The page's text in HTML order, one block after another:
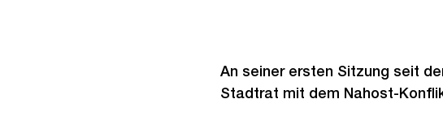
An seiner ersten Sitzung seit
Stadtrat mit dem Nahost-